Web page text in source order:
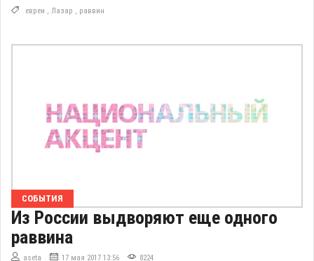
евреи , Лазар , раввин
СОБЫТИЯ
Из России выдворяют еще одного
раввина
aseta 17 мая 2017 13:56 8224